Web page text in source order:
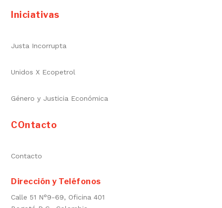
Iniciativas
Justa Incorrupta
Unidos X Ecopetrol
Género y Justicia Económica
COntacto
Contacto
Dirección y Teléfonos
Calle 51 N°9-69, Oficina 401